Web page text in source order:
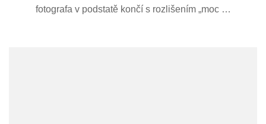
fotografa v podstatě končí s rozlišením „moc …